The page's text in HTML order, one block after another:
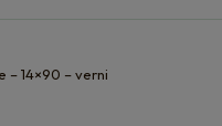
14×90 – verni